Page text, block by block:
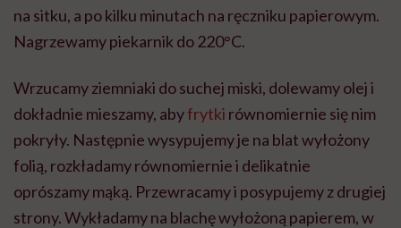
na sitku, a po kilku minutach na ręczniku papierowym.
Nagrzewamy piekarnik do 220°C.
Wrzucamy ziemniaki do suchej miski, dolewamy olej i
dokładnie mieszamy, abyfrytki równomiernie się nim
pokryły. Następnie wysypujemy je na blat wyłożony
folią, rozkładamy równomiernie i delikatnie
oprószamy mąką. Przewracamy i posypujemy z drugiej
strony. Wykładamy na blachę wyłożoną papierem, w